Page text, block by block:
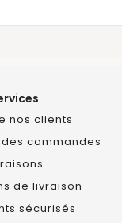
nos clients
commandes
de livraison
sécurisés